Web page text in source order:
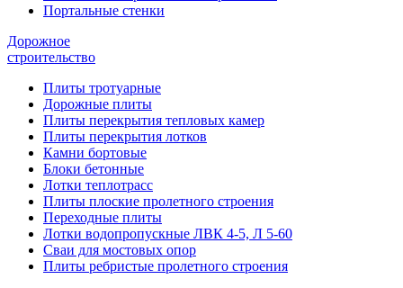
Портальные стенки
Дорожное
строительство
Плиты тротуарные
Дорожные плиты
Плиты перекрытия тепловых камер
Плиты перекрытия лотков
Камни бортовые
Блоки бетонные
Лотки теплотрасс
Плиты плоские пролетного строения
Переходные плиты
Лотки водопропускные ЛВК 4-5, Л 5-60
Сваи для мостовых опор
Плиты ребристые пролетного строения